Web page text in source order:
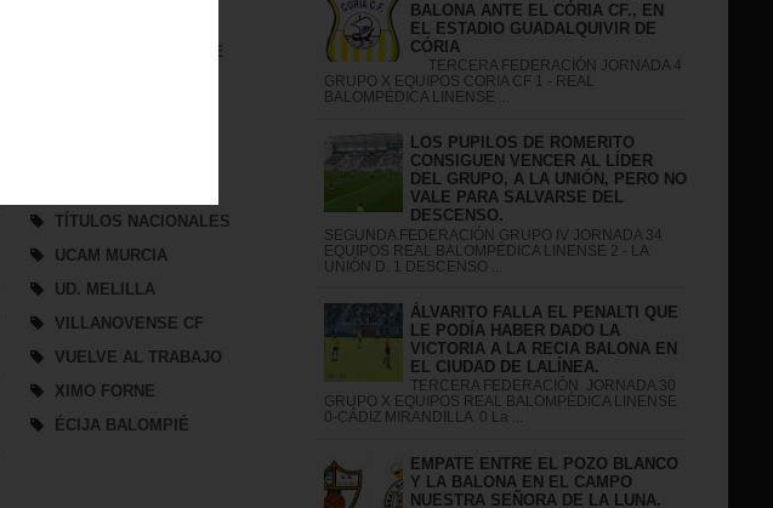
SAN ROQUE DE LEPE
TÍTULOS NACIONALES
UCAM MURCIA
UD. MELILLA
VILLANOVENSE CF
VUELVE AL TRABAJO
XIMO FORNE
ÉCIJA BALOMPIÉ
BALONA ANTE EL CÓRIA CF., EN
EL ESTADIO GUADALQUIVIR DE
CÓRIA
TERCERA FEDERACIÓN JORNADA 4
GRUPO X EQUIPOS CORIA CF 1 - REAL
BALOMPÉDICA LINENSE ...
LOS PUPILOS DE ROMERITO
CONSIGUEN VENCER AL LÍDER
DEL GRUPO, A LA UNIÓN, PERO NO
VALE PARA SALVARSE DEL
DESCENSO.
SEGUNDA FEDERACIÓN GRUPO IV JORNADA 34
EQUIPOS REAL BALOMPÉDICA LINENSE 2 - LA
UNIÓN D. 1 DESCENSO ...
ÁLVARITO FALLA EL PENALTI QUE
LE PODÍA HABER DADO LA
VICTORIA A LA RECIA BALONA EN
EL CIUDAD DE LALÍNEA.
TERCERA FEDERACIÓN JORNADA 30
GRUPO X EQUIPOS REAL BALOMPÉDICA LINENSE
0-CÁDIZ MIRANDILLA 0 La ...
EMPATE ENTRE EL POZO BLANCO
Y LA BALONA EN EL CAMPO
NUESTRA SEÑORA DE LA LUNA.